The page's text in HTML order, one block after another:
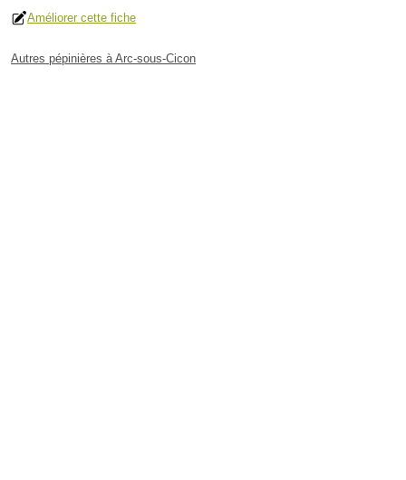
Améliorer cette fiche
Autres pépinières à Arc-sous-Cicon